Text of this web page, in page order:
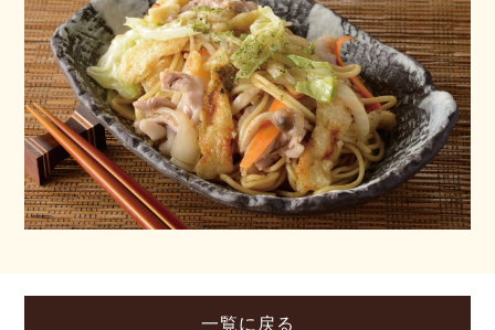
お買い物を続ける カートへ進む
一覧に戻る